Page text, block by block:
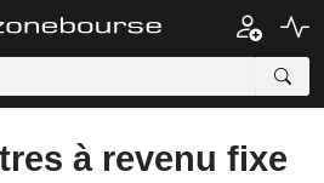
à revenu fixe